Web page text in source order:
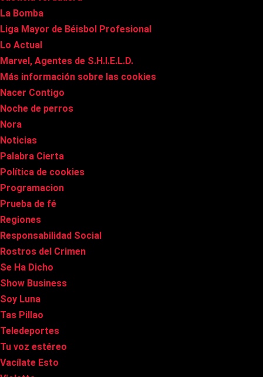
La Bomba
Liga Mayor de Béisbol Profesional
Lo Actual
Marvel, Agentes de S.H.I.E.L.D.
Más información sobre las cookies
Nacer Contigo
Noche de perros
Nora
Noticias
Palabra Cierta
Política de cookies
Programacion
Prueba de fé
Regiones
Responsabilidad Social
Rostros del Crimen
Se Ha Dicho
Show Business
Soy Luna
Tas Pillao
Teledeportes
Tu voz estéreo
Vacílate Esto